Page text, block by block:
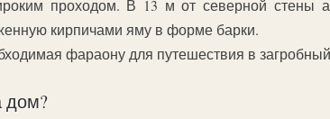
проходом. В 13 м от северной стены
кирпичами яму в форме барки.
фараону для путешествия в
дом?